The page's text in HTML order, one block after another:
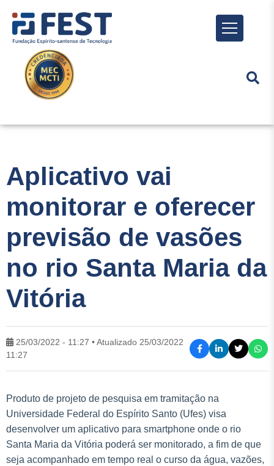
Menu
Aplicativo vai
monitorar e oferecer
previsão de vasões
no rio Santa Maria da
Vitória
25/03/2022 - 11:27 • Atualizado 25/03/2022
11:27
Produto de projeto de pesquisa em tramitação na
Universidade Federal do Espírito Santo (Ufes) visa
desenvolver um aplicativo para smartphone onde o rio
Santa Maria da Vitória poderá ser monitorado, a fim de que
seja acompanhado em tempo real o curso da água, vazões,